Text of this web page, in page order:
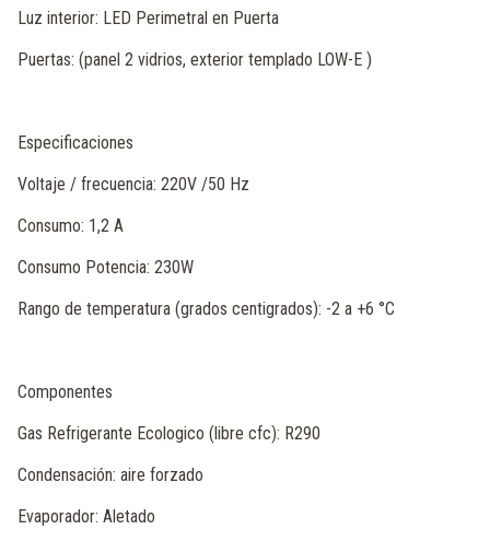
Luz interior: LED Perimetral en Puerta
Puertas: (panel 2 vidrios, exterior templado LOW-E )
Especificaciones
Voltaje / frecuencia: 220V /50 Hz
Consumo: 1,2 A
Consumo Potencia: 230W
Rango de temperatura (grados centigrados): -2 a +6 °C
Componentes
Gas Refrigerante Ecologico (libre cfc): R290
Condensación: aire forzado
Evaporador: Aletado